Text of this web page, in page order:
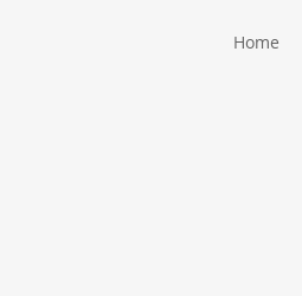
Home